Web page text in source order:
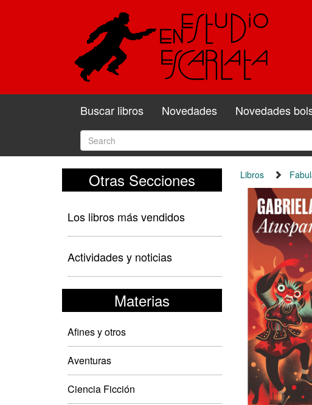
Buscar libros Novedades Novedades
Otras Secciones
Los libros más vendidos
Actividades y noticias
Materias
Afines y otros
Aventuras
Ciencia Ficción
Libros